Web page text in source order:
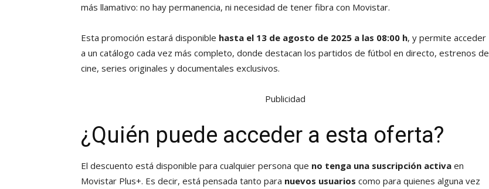
más llamativo: no hay permanencia, ni necesidad de tener fibra con Movistar.
Esta promoción estará disponible hasta el 13 de agosto de 2025 a las 08:00 h, y permite acceder
a un catálogo cada vez más completo, donde destacan los partidos de fútbol en directo, estrenos de
cine, series originales y documentales exclusivos.
Publicidad
¿Quién puede acceder a esta oferta?
El descuento está disponible para cualquier persona que no tenga una suscripción activa en
Movistar Plus+. Es decir, está pensada tanto para nuevos usuarios como para quienes alguna vez